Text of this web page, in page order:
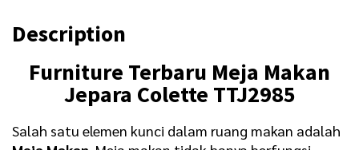
Description
Furniture Terbaru Meja Makan
Jepara Colette TTJ2985
Salah satu elemen kunci dalam ruang makan adalah